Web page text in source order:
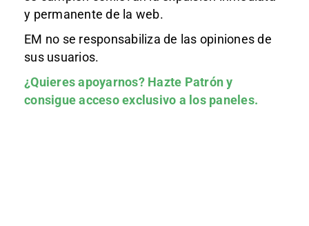
y permanente de la web.
EM no se responsabiliza de las opiniones de
sus usuarios.
¿Quieres apoyarnos? Hazte Patróny
consigue acceso exclusivo a los paneles.